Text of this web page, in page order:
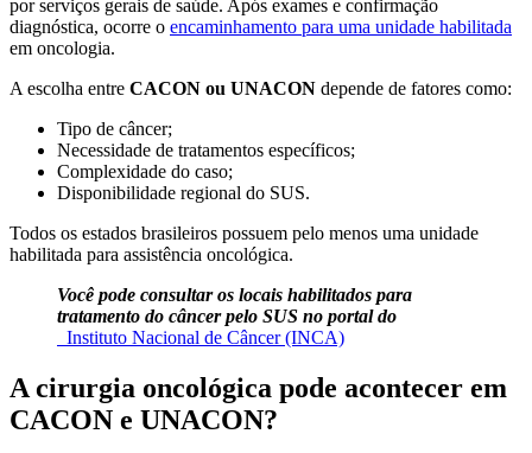
por serviços gerais de saúde. Após exames e confirmação
diagnóstica, ocorre o encaminhamento para uma unidade habilitada
em oncologia.
A escolha entre CACON ou UNACON depende de fatores como:
Tipo de câncer;
Necessidade de tratamentos específicos;
Complexidade do caso;
Disponibilidade regional do SUS.
Todos os estados brasileiros possuem pelo menos uma unidade
habilitada para assistência oncológica.
Você pode consultar os locais habilitados para
tratamento do câncer pelo SUS no portal do
Instituto Nacional de Câncer (INCA)
A cirurgia oncológica pode acontecer em
CACON e UNACON?